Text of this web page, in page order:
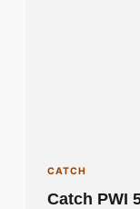
CATCH
Catch PWI